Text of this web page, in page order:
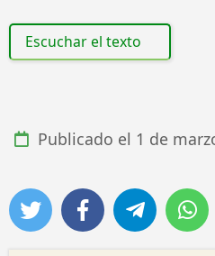
Escuchar el texto
Publicado el 1 de